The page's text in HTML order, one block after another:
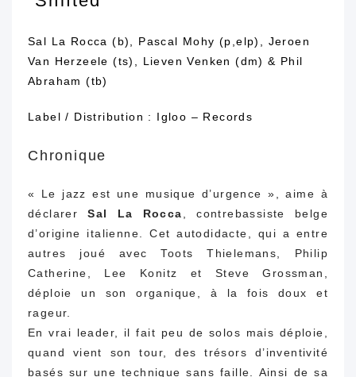
Sal La Rocca (b), Pascal Mohy (p,elp), Jeroen
Van Herzeele (ts), Lieven Venken (dm) & Phil
Abraham (tb)
Label / Distribution : Igloo – Records
Chronique
« Le jazz est une musique d’urgence », aime à
déclarerSal La Rocca, contrebassiste belge
d’origine italienne. Cet autodidacte, qui a entre
autres joué avec Toots Thielemans, Philip
Catherine, Lee Konitz et Steve Grossman,
déploie un son organique, à la fois doux et
rageur.
En vrai leader, il fait peu de solos mais déploie,
quand vient son tour, des trésors d’inventivité
basés sur une technique sans faille. Ainsi de sa